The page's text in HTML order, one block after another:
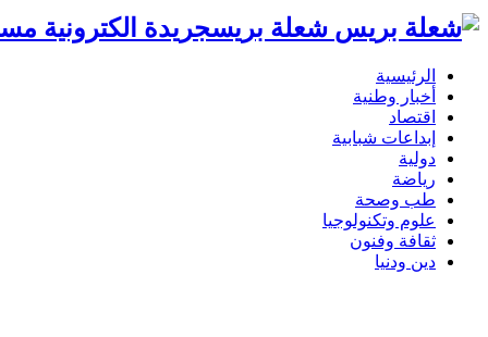
شعلة بريسجريدة الكترونية
الرئيسية
أخبار وطنية
اقتصاد
إبداعات شبابية
دولية
رياضة
طب وصحة
علوم وتكنولوجيا
ثقافة وفنون
دين ودنيا